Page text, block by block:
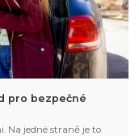
pro bezpečné
Na jedné straně je to